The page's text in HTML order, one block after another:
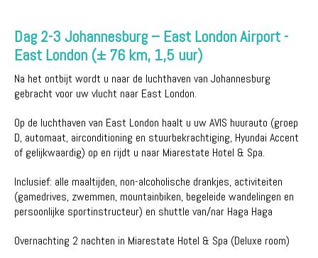
Dag 2-3 Johannesburg – East London Airport -
East London (± 76 km, 1,5 uur)
Na het ontbijt wordt u naar de luchthaven van Johannesburg
gebracht voor uw vlucht naar East London.
Op de luchthaven van East London haalt u uw AVIS huurauto (groep
D, automaat, airconditioning en stuurbekrachtiging, Hyundai Accent
of gelijkwaardig) op en rijdt u naar Miarestate Hotel & Spa.
Inclusief: alle maaltijden, non-alcoholische drankjes, activiteiten
(gamedrives, zwemmen, mountainbiken, begeleide wandelingen en
persoonlijke sportinstructeur) en shuttle van/nar Haga Haga
Overnachting 2 nachten in Miarestate Hotel & Spa (Deluxe room)